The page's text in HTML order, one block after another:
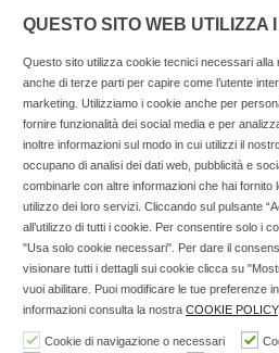
Copyright © 2025 SOCIALFARMA
professionisti della farmacia.
Socialfarma.it è un marchio di
Francesco, 19 - 73041 Carmiano
3276346536 Cell: 3297281965 -
302152 Iscritta al n° 1 del Registro
di Lecce il 15/
QUESTO SITO WEB UTILIZZA
Questo sito utilizza cookie tecnici necessari alla
anche di terze parti per capire come l’utente
marketing. Utilizziamo i cookie anche per
fornire funzionalità dei social media e per
inoltre informazioni sul modo in cui utilizzi il
occupano di analisi dei dati web, pubblicità e
combinarle con altre informazioni che hai fornito
utilizzo dei loro servizi. Cliccando sul pulsante
all’utilizzo di tutti i cookie. Per consentire solo i
"Usa solo cookie necessari". Per dare il
visionare tutti i dettagli sui cookie clicca su
vuoi abilitare. Puoi modificare le tue preferenze
informazioni consulta la nostra COOKIE POLICY.
Cookie di navigazione o necessari